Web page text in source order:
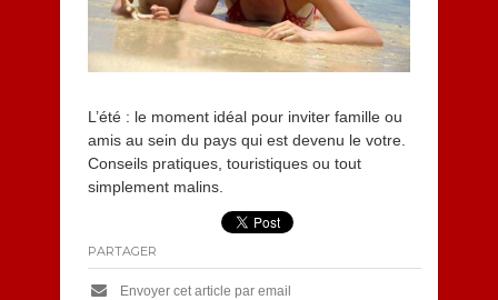
1
3
L’été : le moment idéal pour inviter famille ou
amis au sein du pays qui est devenu le votre.
Conseils pratiques, touristiques ou tout
simplement malins.
PARTAGER
Envoyer cet article par email